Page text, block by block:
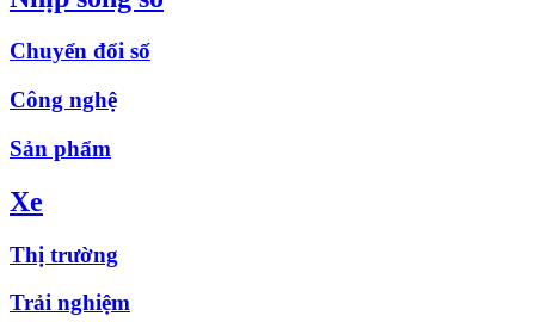
Chuyển đổi số
Công nghệ
Sản phẩm
Xe
Thị trường
Trải nghiệm